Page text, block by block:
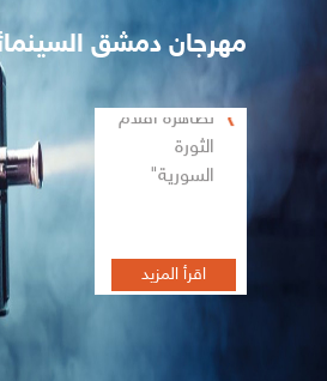
مهرجان دمشق السينمائي
تظاهرة أفلام
الثورة
السورية"
اقرأ المزيد